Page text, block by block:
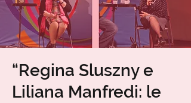
“Regina Sluszny e
Liliana Manfredi: le